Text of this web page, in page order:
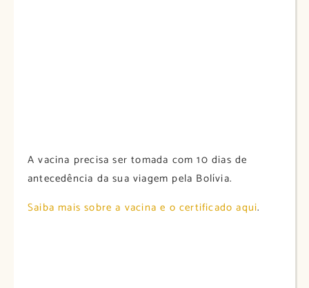
A vacina precisa ser tomada com 10 dias de
antecedência da sua viagem pela Bolívia.
Saiba mais sobre a vacina e o certificado aqui.